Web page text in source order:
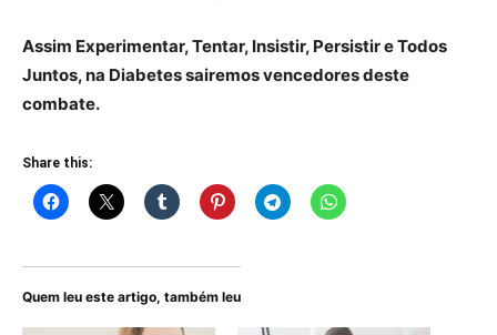
Assim Experimentar, Tentar, Insistir, Persistir e Todos
Juntos, na Diabetessairemos vencedores deste
combate.
Share this:
Quem leu este artigo, também leu